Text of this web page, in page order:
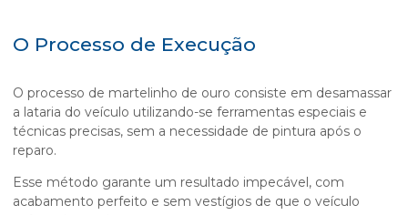
O Processo de Execução
O processo de martelinho de ouro consiste em desamassar
a lataria do veículo utilizando-se ferramentas especiais e
técnicas precisas, sem a necessidade de pintura após o
reparo.
Esse método garante um resultado impecável, com
acabamento perfeito e sem vestígios de que o veículo